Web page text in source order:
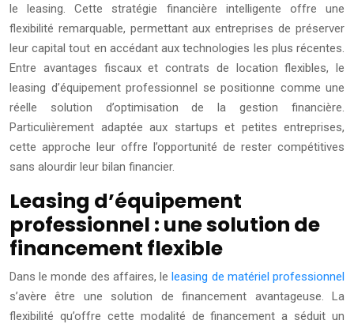
le leasing. Cette stratégie financière intelligente offre une
flexibilité remarquable, permettant aux entreprises de préserver
leur capital tout en accédant aux technologies les plus récentes.
Entre avantages fiscaux et contrats de location flexibles, le
leasing d’équipement professionnel se positionne comme une
réelle solution d’optimisation de la gestion financière.
Particulièrement adaptée aux startups et petites entreprises,
cette approche leur offre l’opportunité de rester compétitives
sans alourdir leur bilan financier.
Leasing d’équipement
professionnel : une solution de
financement flexible
Dans le monde des affaires, leleasing de matériel professionnel
s’avère être une solution de financement avantageuse. La
flexibilité qu’offre cette modalité de financement a séduit un